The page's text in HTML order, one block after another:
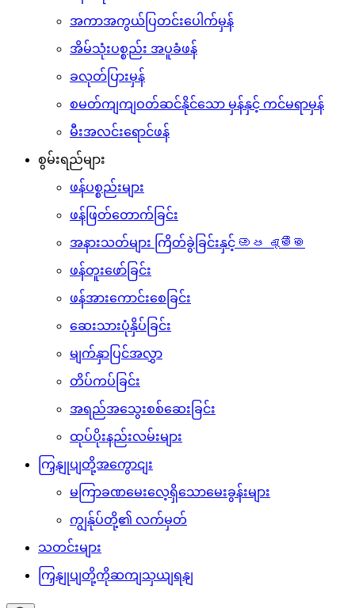
အကာအကွယ်ပြတင်းပေါက်မှန်
အိမ်သုံးပစ္စည်း အပူခံဖန်
ခလုတ်ပြားမှန်
စမတ်ကျကျဝတ်ဆင်နိုင်သော မှန်နှင့် ကင်မရာမှန်
မီးအလင်းရောင်ဖန်
စွမ်းရည်များ
ဖန်ပစ္စည်းများ
ဖန်ဖြတ်တောက်ခြင်း
အနားသတ်များ ကြိတ်ခွဲခြင်းနှင့် ඔප දැමීම
ဖန်တူးဖော်ခြင်း
ဖန်အားကောင်းစေခြင်း
ဆေးသားပုံနှိပ်ခြင်း
မျက်နှာပြင်အလွှာ
တိပ်ကပ်ခြင်း
အရည်အသွေးစစ်ဆေးခြင်း
ထုပ်ပိုးနည်းလမ်းများ
ကြှနျုပျတို့အကွောငျး
မကြာခဏမေးလေ့ရှိသောမေးခွန်းများ
ကျွန်ုပ်တို့၏ လက်မှတ်
သတင်းများ
ကြှနျုပျတို့ကိုဆကျသှယျရနျ